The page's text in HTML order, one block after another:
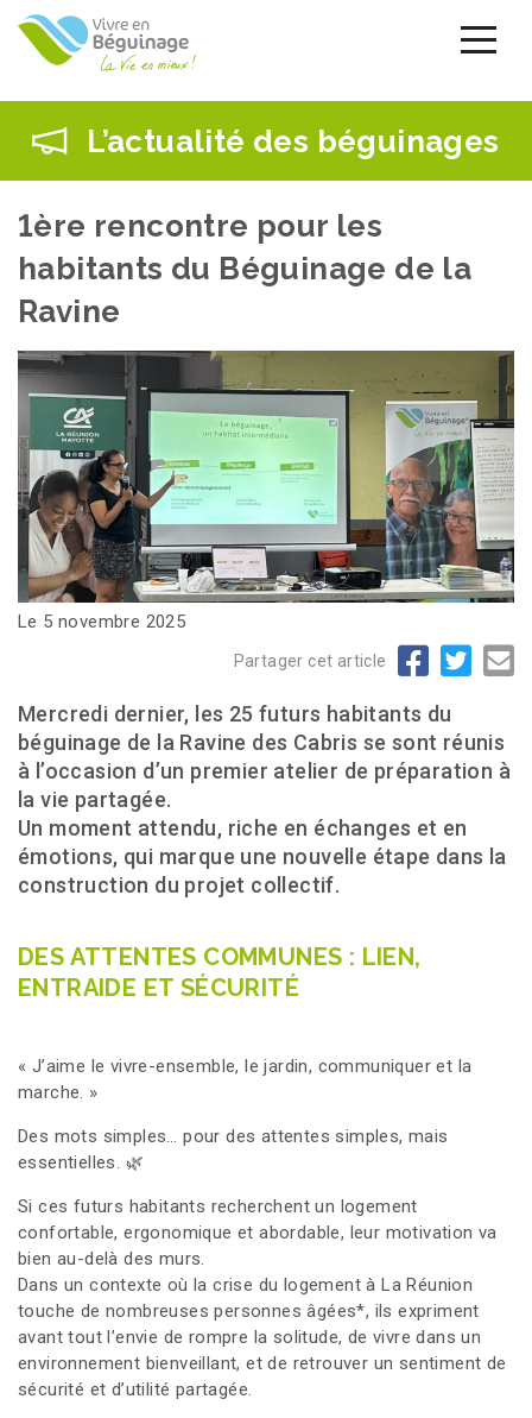
Aller
contenu
L’actualité des béguinages
1ère rencontre pour les
habitants du Béguinage de la
Ravine
Le 5 novembre 2025
Partager cet article
Mercredi dernier, les 25 futurs habitants du
béguinage de la Ravine des Cabris se sont réunis
à l’occasion d’un premier atelier de préparation à
la vie partagée.
Un moment attendu, riche en échanges et en
émotions, qui marque une nouvelle étape dans la
construction du projet collectif.
DES ATTENTES COMMUNES : LIEN,
ENTRAIDE ET SÉCURITÉ
« J’aime le vivre-ensemble, le jardin, communiquer et la
marche. »
Des mots simples… pour des attentes simples, mais
essentielles. 🌿
Si ces futurs habitants recherchent un logement
confortable, ergonomique et abordable, leur motivation va
bien au-delà des murs.
Dans un contexte où la crise du logement à La Réunion
touche de nombreuses personnes âgées*, ils expriment
avant tout l’envie de rompre la solitude, de vivre dans un
environnement bienveillant, et de retrouver un sentiment de
sécurité et d’utilité partagée.